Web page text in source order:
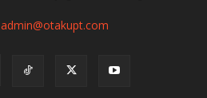
admin@otakupt.com